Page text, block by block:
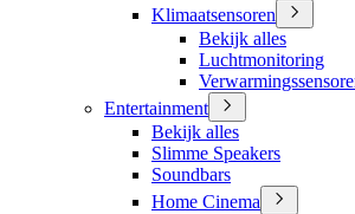
Klimaatsensoren
Bekijk alles
Luchtmonitoring
Entertainment
Bekijk alles
Slimme Speakers
Soundbars
Home Cinema